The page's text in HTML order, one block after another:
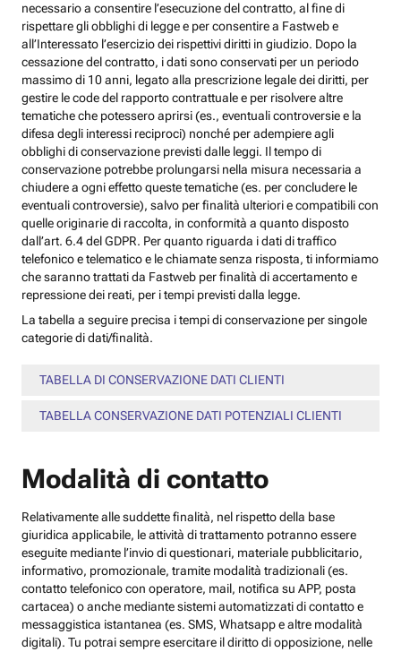
necessario a consentire l’esecuzione del contratto, al fine di
rispettare gli obblighi di legge e per consentire a Fastweb e
all’Interessato l’esercizio dei rispettivi diritti in giudizio. Dopo la
cessazione del contratto, i dati sono conservati per un periodo
massimo di 10 anni, legato alla prescrizione legale dei diritti, per
gestire le code del rapporto contrattuale e per risolvere altre
tematiche che potessero aprirsi (es., eventuali controversie e la
difesa degli interessi reciproci) nonché per adempiere agli
obblighi di conservazione previsti dalle leggi. Il tempo di
conservazione potrebbe prolungarsi nella misura necessaria a
chiudere a ogni effetto queste tematiche (es. per concludere le
eventuali controversie), salvo per finalità ulteriori e compatibili con
quelle originarie di raccolta, in conformità a quanto disposto
dall’art. 6.4 del GDPR. Per quanto riguarda i dati di traffico
telefonico e telematico e le chiamate senza risposta, ti informiamo
che saranno trattati da Fastweb per finalità di accertamento e
repressione dei reati, per i tempi previsti dalla legge.
La tabella a seguire precisa i tempi di conservazione per singole
categorie di dati/finalità.
TABELLA DI CONSERVAZIONE DATI CLIENTI
TABELLA CONSERVAZIONE DATI POTENZIALI CLIENTI
Modalità di contatto
Relativamente alle suddette finalità, nel rispetto della base
giuridica applicabile, le attività di trattamento potranno essere
eseguite mediante l’invio di questionari, materiale pubblicitario,
informativo, promozionale, tramite modalità tradizionali (es.
contatto telefonico con operatore, mail, notifica su APP, posta
cartacea) o anche mediante sistemi automatizzati di contatto e
messaggistica istantanea (es. SMS, Whatsapp e altre modalità
digitali). Tu potrai sempre esercitare il diritto di opposizione, nelle